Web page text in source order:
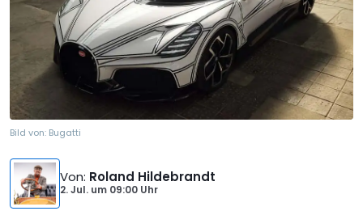
Bild von: Bugatti
Von: Roland Hildebrandt
2. Jul. um 09:00 Uhr